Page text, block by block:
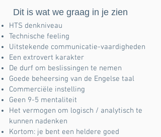
Dit is wat we graag in je zien
HTS denkniveau
Technische feeling
Uitstekende communicatie-vaardigheden
Een extrovert karakter
De durf om beslissingen te nemen
Goede beheersing van de Engelse taal
Commerciële instelling
Geen 9-5 mentaliteit
Het vermogen om logisch / analytisch te
kunnen nadenken
Kortom: je bent een heldere goed